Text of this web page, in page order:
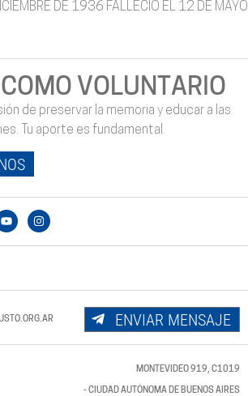
DE 1936 FALLECIÓ EL 12 DE MAYO
VOLUNTARIO
de preservar la memoria y educar a las
Tu aporte es fundamental.
ENVIAR MENSAJE
MONTEVIDEO 919, C1019
- CIUDAD AUTÓNOMA DE BUENOS AIRES